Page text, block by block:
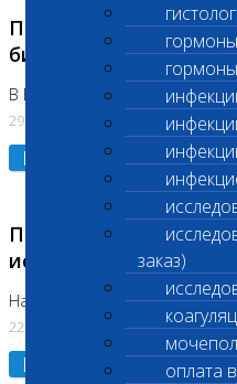
гормоны
заказ)
оплата
Приостановлено
биохимических
В Бутово 29.07.26
29.07.2026
Подробнее
Приостановлено
исследований
На Нагорной. Код (
22.07.2026
Подробнее